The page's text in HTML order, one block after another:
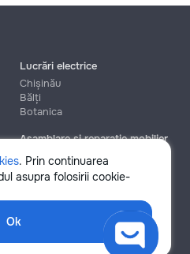
. Prin continuarea
asupra folosirii cookie-
Ok
Lucrări electrice
Chișinău
Bălți
Botanica
Asamblare și reparație mobilier
Chișinău
Botanica